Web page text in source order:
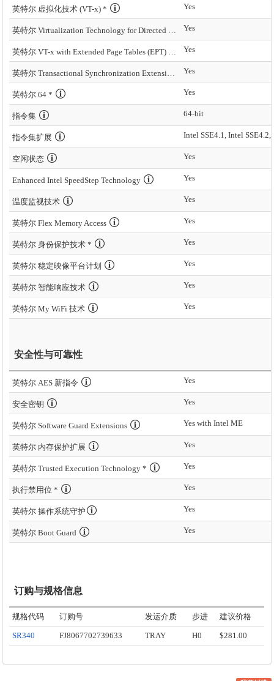
英特尔 虚拟化技术 (VT-x) * Yes
英特尔 Virtualization Technology for Directed I/O (VT-d) * Yes
英特尔 VT-x with Extended Page Tables (EPT) * Yes
英特尔 Transactional Synchronization Extensions – New Instructions (英特尔 TSX-NI) Yes
英特尔 64 * Yes
指令集 64-bit
指令集扩展 Intel SSE4.1, Intel
空闲状态 Yes
Enhanced Intel SpeedStep Technology Yes
温度监视技术 Yes
英特尔 Flex Memory Access Yes
英特尔 身份保护技术 * Yes
英特尔 稳定映像平台计划 Yes
英特尔 智能响应技术 Yes
英特尔 My WiFi 技术 Yes
安全性与可靠性
英特尔 AES 新指令 Yes
安全密钥 Yes
英特尔 Software Guard Extensions Yes with Intel ME
英特尔 内存保护扩展 Yes
英特尔 Trusted Execution Technology * Yes
执行禁用位 * Yes
英特尔 操作系统守护 Yes
英特尔 Boot Guard Yes
订购与规格信息
规格代码 订购号 发运介质 步进 建议价格
SR340 FJ8067702739633 TRAY H0 $281.00